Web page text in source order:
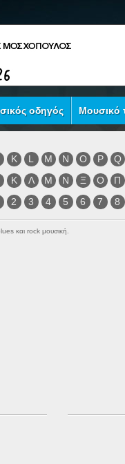
οδηγός Μουσικό
K L M N O P
Q
Κ Λ Μ Ν Ξ Ο
Π
2 3 4 5 6 7 8
και rock μουσική.